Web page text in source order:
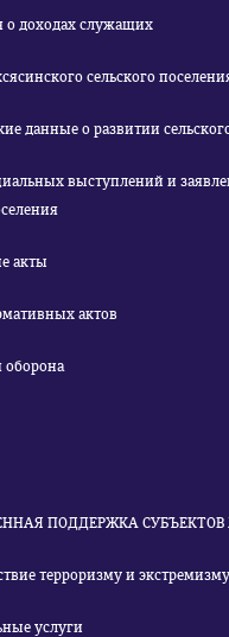
доходах служащих
сельского
данные о развитии
выступлений и
акты
актов
оборона
ПОДДЕРЖКА СУБЪЕКТОВ
терроризму и экстремизму
услуги